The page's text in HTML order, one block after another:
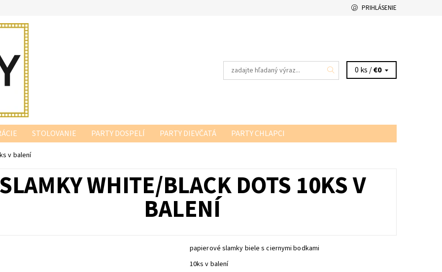
PRIHLÁSENIE
0 ks /€0
STOLOVANIE PARTY DOSPELÍ PARTY DIEVČATÁ
PARTY CHLAPCI
v balení
SLAMKY WHITE/BLACK DOTS 10KS V
BALENÍ
papierové slamky biele s ciernymi bodkami
10ks v balení